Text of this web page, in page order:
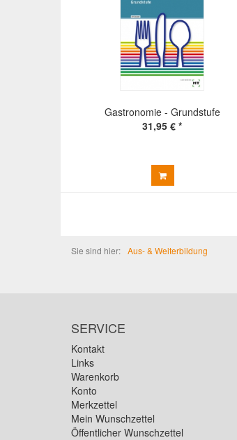
Gastronomie - Grundstufe
31,95 € *
Sie sind hier: Aus- & Weiterbildung
SERVICE
Kontakt
Links
Warenkorb
Konto
Merkzettel
Mein Wunschzettel
Öffentlicher Wunschzettel